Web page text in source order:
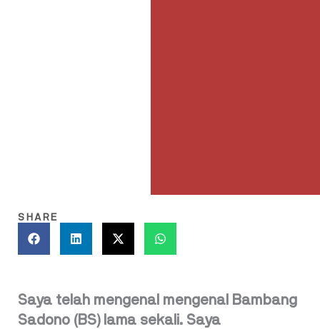
SHARE
Saya telah mengenal mengenal Bambang
Sadono (BS) lama sekali. Saya